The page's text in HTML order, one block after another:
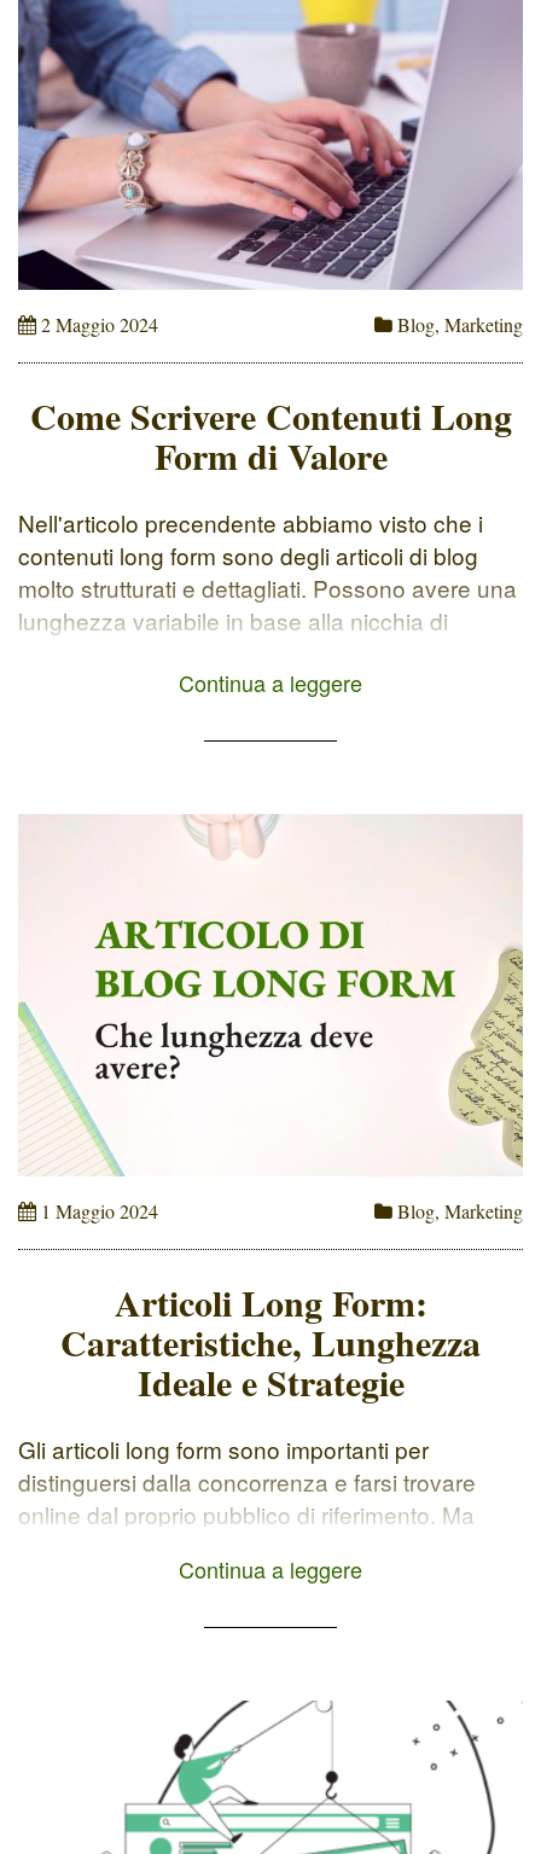
2 Maggio 2024 Blog, Marketing
Come Scrivere Contenuti Long
Form di Valore
Nell'articolo precendente abbiamo visto che i
contenuti long form sono degli articoli di blog
molto strutturati e dettagliati. Possono avere una
lunghezza variabile in base alla nicchia di
contenuto long form può contenere 800 parole,
fa a concentrarsi […]
Continua a leggere
1 Maggio 2024 Blog, Marketing
Articoli Long Form:
Caratteristiche, Lunghezza
Ideale e Strategie
Gli articoli long form sono importanti per
distinguersi dalla concorrenza e farsi trovare
online dal proprio pubblico di riferimento. Ma
a raggiungere i tuoi obiettivi online? In questo
Continua a leggere